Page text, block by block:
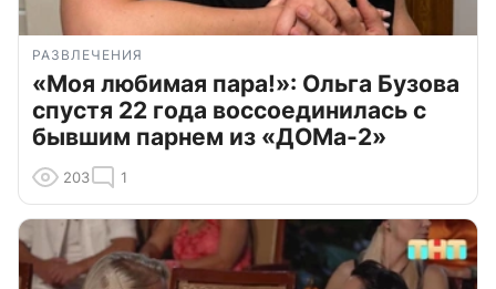
РАЗВЛЕЧЕНИЯ
«Моя любимая пара!»: Ольга Бузова
спустя 22 года воссоединилась с
бывшим парнем из «ДОМа-2»
203 1